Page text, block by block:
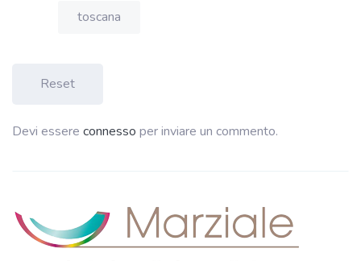
toscana
Reset
Devi essere connesso per inviare un commento.